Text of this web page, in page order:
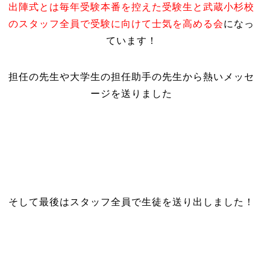
出陣式とは毎年受験本番を控えた受験生と武蔵小杉校
のスタッフ全員 で受験に向けて士気を高める会になっ
ています！
担任の先生や大学生の担任助手の先生から熱いメッセ
ージを送りました
そして最後はスタッフ全員で生徒を送り出しました！